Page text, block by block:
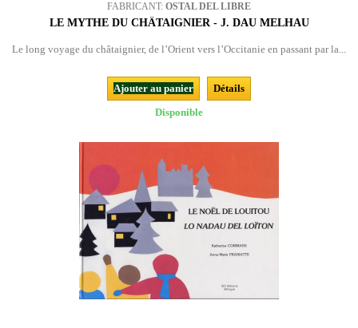
FABRICANT: OSTAL DEL LIBRE
LE MYTHE DU CHÂTAIGNIER - J. DAU MELHAU
Le long voyage du châtaignier, de l’Orient vers l’Occitanie en passant par la...
Ajouter au panier
Détails
Disponible